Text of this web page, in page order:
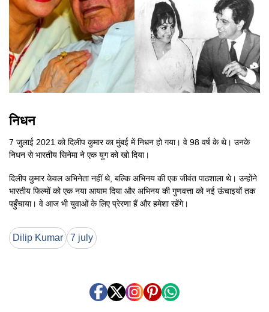
निधन
7 जुलाई 2021 को दिलीप कुमार का मुंबई में निधन हो गया। वे 98 वर्ष के थे। उनके
निधन से भारतीय सिनेमा ने एक युग को खो दिया।
दिलीप कुमार केवल अभिनेता नहीं थे, बल्कि अभिनय की एक जीवंत पाठशाला थे। उन्होंने
भारतीय फिल्मों को एक नया आयाम दिया और अभिनय की गुणवत्ता को नई ऊंचाइयों तक
पहुँचाया। वे आज भी युवाओं के लिए प्रेरणा हैं और हमेशा रहेंगे।
Dilip Kumar 7 july